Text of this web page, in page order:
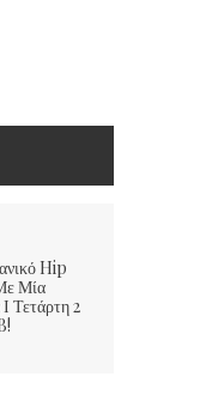
Hip
Μία
Τετάρτη 2